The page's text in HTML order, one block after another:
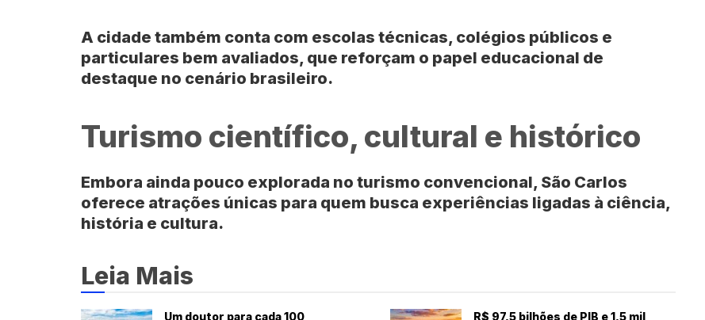
A cidade também conta com escolas técnicas, colégios públicos e
particulares bem avaliados, que reforçam o papel educacional de
destaque no cenário brasileiro.
Turismo científico, cultural e histórico
Embora ainda pouco explorada no turismo convencional, São Carlos
oferece atrações únicas para quem busca experiências ligadas à ciência,
história e cultura.
Leia Mais
Um doutor para cada 100
R$ 97,5 bilhões de PIB e 1,5 mil